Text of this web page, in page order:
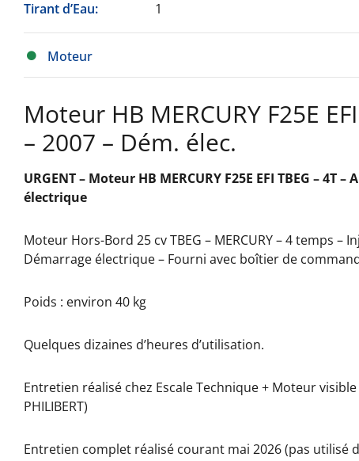
Tirant d’Eau:
1
Moteur
Moteur HB MERCURY F25E
– 2007 – Dém. élec.
URGENT – Moteur HB MERCURY F25E EFI TBEG – 4T
électrique
Moteur Hors-Bord 25 cv TBEG – MERCURY – 4 temps –
Démarrage électrique – Fourni avec boîtier de
Poids : environ 40 kg
Quelques dizaines d’heures d’utilisation.
Entretien réalisé chez Escale Technique + Moteur visible
PHILIBERT)
Entretien complet réalisé courant mai 2026 (pas utilisé